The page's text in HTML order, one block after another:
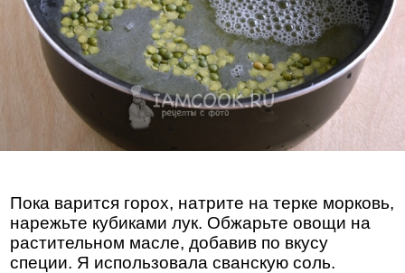
Пока варится горох, натрите на терке морковь,
нарежьте кубиками лук. Обжарьте овощи на
растительном масле, добавив по вкусу
специи. Я использовала сванскую соль.